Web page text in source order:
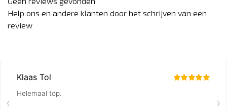
Help ons en andere klanten door het schrijven van een
review